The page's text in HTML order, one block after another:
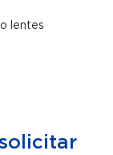
lentes